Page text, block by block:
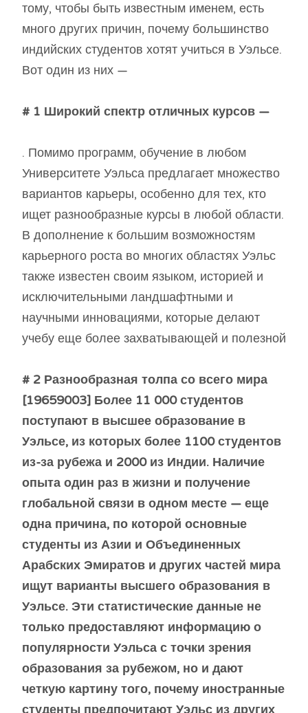
тому, чтобы быть известным именем, есть
много других причин, почему большинство
индийских студентов хотят учиться в Уэльсе.
Вот один из них —
# 1 Широкий спектр отличных курсов —
. Помимо программ, обучение в любом
Университете Уэльса предлагает множество
вариантов карьеры, особенно для тех, кто
ищет разнообразные курсы в любой области.
В дополнение к большим возможностям
карьерного роста во многих областях Уэльс
также известен своим языком, историей и
исключительными ландшафтными и
научными инновациями, которые делают
учебу еще более захватывающей и полезной
# 2 Разнообразная толпа со всего мира
[19659003] Более 11 000 студентов
поступают в высшее образование в
Уэльсе, из которых более 1100 студентов
из-за рубежа и 2000 из Индии. Наличие
опыта один раз в жизни и получение
глобальной связи в одном месте — еще
одна причина, по которой основные
студенты из Азии и Объединенных
Арабских Эмиратов и других частей мира
ищут варианты высшего образования в
Уэльсе. Эти статистические данные не
только предоставляют информацию о
популярности Уэльса с точки зрения
образования за рубежом, но и дают
четкую картину того, почему иностранные
студенты предпочитают Уэльс из других